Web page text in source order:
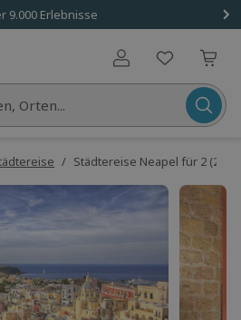
9.000 Erlebnisse
Benutzerkonto
Orten...
/ Städtereise Neapel für 2 (2